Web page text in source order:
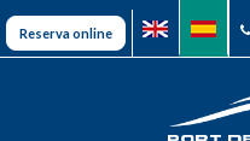
Reserva online